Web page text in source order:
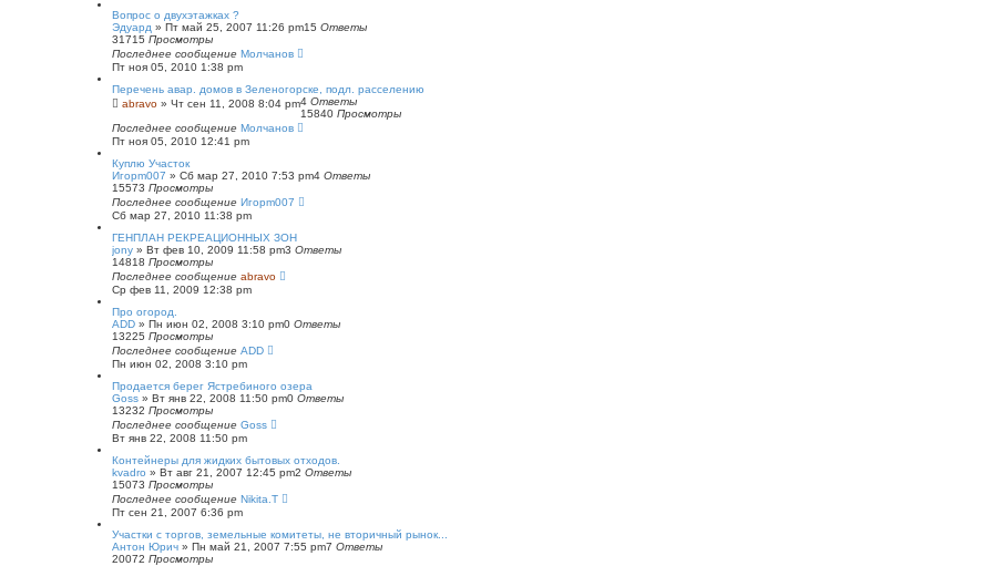
Вопрос о двухэтажках ?
Эдуард » Пт май 25, 2007 11:26 pm15 Ответы
31715 Просмотры
Последнее сообщение Молчанов
Пт ноя 05, 2010 1:38 pm
Перечень авар. домов в Зеленогорске, подл. расселению
abravo » Чт сен 11, 2008 8:04 pm4 Ответы
15840 Просмотры
Последнее сообщение Молчанов
Пт ноя 05, 2010 12:41 pm
Куплю Участок
Игорm007 » Сб мар 27, 2010 7:53 pm4 Ответы
15573 Просмотры
Последнее сообщение Игорm007
Сб мар 27, 2010 11:38 pm
ГЕНПЛАН РЕКРЕАЦИОННЫХ ЗОН
jony » Вт фев 10, 2009 11:58 pm3 Ответы
14818 Просмотры
Последнее сообщение abravo
Ср фев 11, 2009 12:38 pm
Про огород.
ADD » Пн июн 02, 2008 3:10 pm0 Ответы
13225 Просмотры
Последнее сообщение ADD
Пн июн 02, 2008 3:10 pm
Продается берег Ястребиного озера
Goss » Вт янв 22, 2008 11:50 pm0 Ответы
13232 Просмотры
Последнее сообщение Goss
Вт янв 22, 2008 11:50 pm
Контейнеры для жидких бытовых отходов.
kvadro » Вт авг 21, 2007 12:45 pm2 Ответы
15073 Просмотры
Последнее сообщение Nikita.T
Пт сен 21, 2007 6:36 pm
Участки с торгов, земельные комитеты, не вторичный рынок...
Антон Юрич » Пн май 21, 2007 7:55 pm7 Ответы
20072 Просмотры